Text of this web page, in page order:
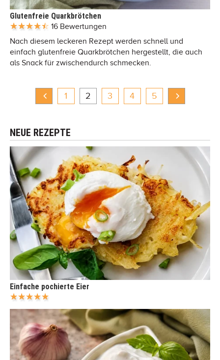
Glutenfreie Quarkbrötchen
16 Bewertungen
Nach diesem leckeren Rezept werden schnell und
einfach glutenfreie Quarkbrötchen hergestellt, die auch
als Snack für zwischendurch schmecken.
1 2 3 4 5
NEUE REZEPTE
Einfache pochierte Eier